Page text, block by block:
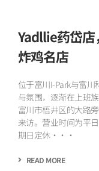
Yadllie药岱
炸鸡名店
位于富川I-Park与富
与氛围，逐渐在上班
富川市梧井区的大路
来访。营业时间为平
期日定休···
READ MORE